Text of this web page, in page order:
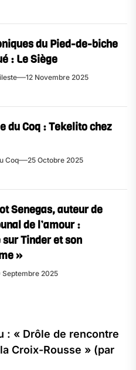
du Pied-de-biche
: Le Siège
12 Novembre 2025
du Coq : Tekelito chez
Coq 25 Octobre 2025
Senegas, auteur de
de l’amour :
sur Tinder et son
»
Septembre 2025
: « Drôle de rencontre
Croix-Rousse » (par